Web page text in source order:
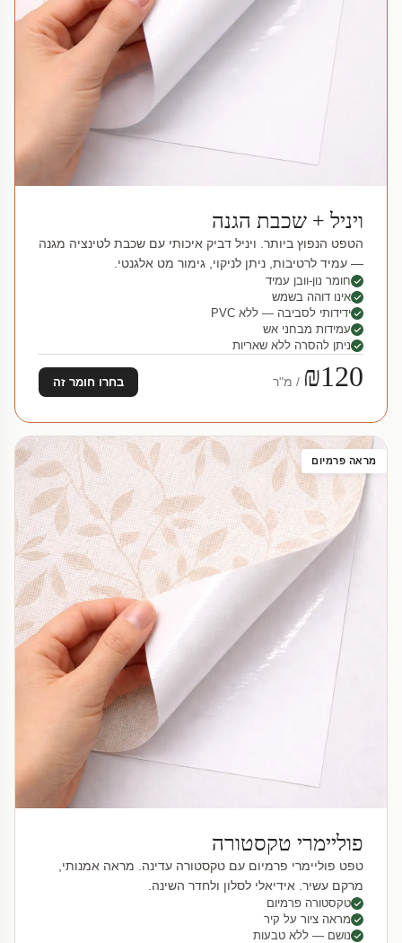
ויניל + שכבת הגנה
הטפט הנפוץ ביותר. ויניל דביק איכותי עם שכבת לטינציה מגנה
— עמיד לרטיבות, ניתן לניקוי, גימור מט אלגנטי.
חומר נון-וובן עמיד
אינו דוהה בשמש
ידידותי לסביבה — ללא PVC
עמידות מבחני אש
ניתן להסרה ללא שאריות
₪120 / מ"ר בחרו חומר זה
מראה פרמיום
פוליימרי טקסטורה
טפט פוליימרי פרמיום עם טקסטורה עדינה. מראה אמנותי,
מרקם עשיר. אידיאלי לסלון ולחדר השינה.
טקסטורה פרמיום
מראה ציור על קיר
נושם — ללא טבעות